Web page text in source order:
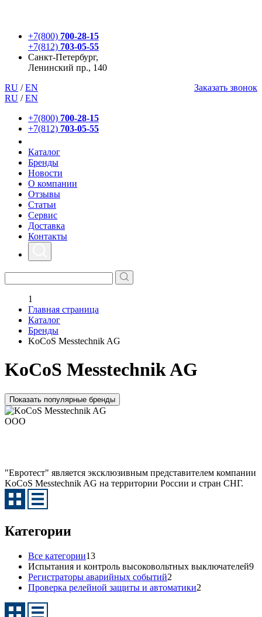
+7(800) 700-28-15
+7(812) 703-05-55
Санкт-Петербург,
Ленинский пр., 140
RU / EN
Заказать звонок
RU / EN
+7(800) 700-28-15
+7(812) 703-05-55
Каталог
Бренды
Новости
О компании
Отзывы
Статьи
Сервис
Доставка
Контакты
1
Главная страница
Каталог
Бренды
KoCoS Messtechnik AG
KoCoS Messtechnik AG
Показать популярные бренды
ООО
"Евротест" является эксклюзивным представителем компании
KoCoS Messtechnik AG на территории России и стран СНГ.
Категории
Все категории13
Испытания и контроль высоковольтных выключателей9
Регистраторы аварийных событий2
Проверка релейной защиты и автоматики2